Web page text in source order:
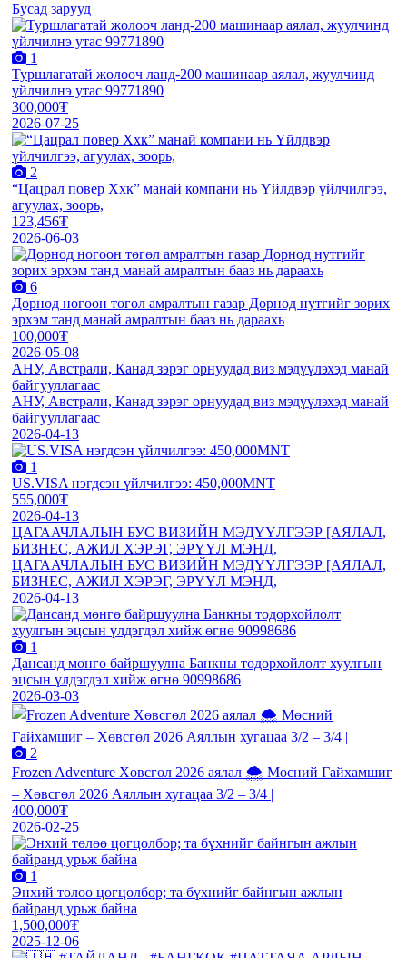
Бусад зарууд
1
Туршлагатай жолооч ланд-200 машинаар аялал, жуулчинд
үйлчилнэ утас 99771890
300,000₮
2026-07-25
2
“Цацрал повер Ххк” манай компани нь Үйлдвэр үйлчилгээ,
агуулах, зоорь,
123,456₮
2026-06-03
6
Дорнод ногоон төгөл амралтын газар Дорнод нутгийг зориx
эрxэм танд манай амралтын бааз нь дарааxь
100,000₮
2026-05-08
АНУ, Австрали, Канад зэрэг орнуудад виз мэдүүлэхэд манай
байгууллагаас
АНУ, Австрали, Канад зэрэг орнуудад виз мэдүүлэхэд манай
байгууллагаас
2026-04-13
1
US.VISA нэгдсэн үйлчилгээ: 450,000MNT
555,000₮
2026-04-13
ЦАГААЧЛАЛЫН БУС ВИЗИЙН МЭДҮҮЛГЭЭР [АЯЛАЛ,
БИЗНЕС, АЖИЛ ХЭРЭГ, ЭРҮҮЛ МЭНД,
ЦАГААЧЛАЛЫН БУС ВИЗИЙН МЭДҮҮЛГЭЭР [АЯЛАЛ,
БИЗНЕС, АЖИЛ ХЭРЭГ, ЭРҮҮЛ МЭНД,
2026-04-13
1
Дансанд мөнгө байршуулна Банкны тодорхойлолт хуулгын
эцсын үлдэгдэл хийж өгнө 90998686
2026-03-03
2
Frozen Adventure Хөвсгөл 2026 аялал 🌨️ Мөсний Гайхамшиг
– Хөвсгөл 2026 Аяллын хугацаа 3/2 – 3/4 |
400,000₮
2026-02-25
1
Энхий төлөө цогцолбор; та бүхнийг байнгын ажлын
байранд урьж байна
1,500,000₮
2025-12-06